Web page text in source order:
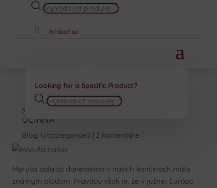
PRODUCTS
 Prihlásiť sa
Looking for a Specific Product?
PRODUCTS
MORUŠA – MÁLO ZNÁMA A PREDSA
ÚČINNÁ
Blog, Uncategorised 2 komentáre
Moruša bola až donedávna v našich končinách málo
známym plodom. Pravdou však je, že v južnej Európa